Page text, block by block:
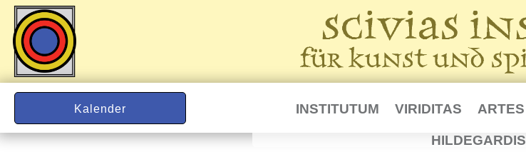
Kalender INSTITUTUM VIRIDITAS ARTES
HILDEGARDIS